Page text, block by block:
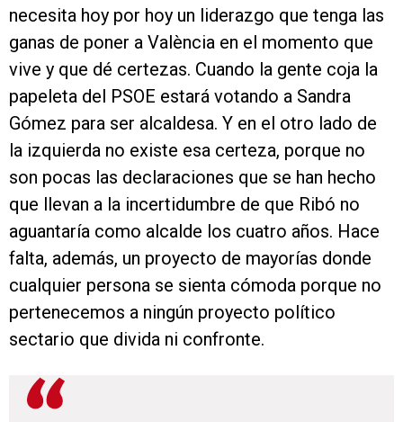
necesita hoy por hoy un liderazgo que tenga las
ganas de poner a València en el momento que
vive y que dé certezas. Cuando la gente coja la
papeleta del PSOE estará votando a Sandra
Gómez para ser alcaldesa. Y en el otro lado de
la izquierda no existe esa certeza, porque no
son pocas las declaraciones que se han hecho
que llevan a la incertidumbre de que Ribó no
aguantaría como alcalde los cuatro años. Hace
falta, además, un proyecto de mayorías donde
cualquier persona se sienta cómoda porque no
pertenecemos a ningún proyecto político
sectario que divida ni confronte.